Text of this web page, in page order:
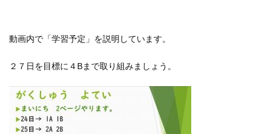
動画内で「学習予定」を説明しています。
２７日を目標に４Bまで取り組みましょう。